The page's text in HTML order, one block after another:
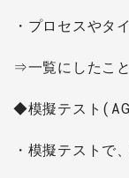
・プロセスやタ
⇒一覧にしたこ
◆模擬テスト
・模擬テストで